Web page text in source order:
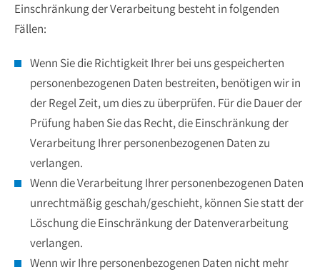
Einschränkung der Verarbeitung besteht in folgenden
Fällen:
Wenn Sie die Richtigkeit Ihrer bei uns gespeicherten
personenbezogenen Daten bestreiten, benötigen wir in
der Regel Zeit, um dies zu überprüfen. Für die Dauer der
Prüfung haben Sie das Recht, die Einschränkung der
Verarbeitung Ihrer personenbezogenen Daten zu
verlangen.
Wenn die Verarbeitung Ihrer personenbezogenen Daten
unrechtmäßig geschah/geschieht, können Sie statt der
Löschung die Einschränkung der Datenverarbeitung
verlangen.
Wenn wir Ihre personenbezogenen Daten nicht mehr